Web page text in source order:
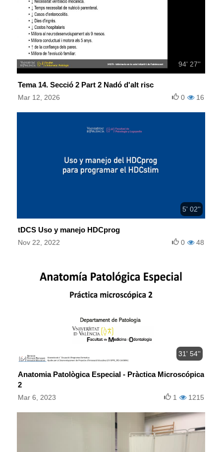
94' 27''
Tema 14. Secció 2 Part 2 Nadó d'alt risc
Mar 12, 2026 16
0
5' 02''
tDCS Uso y manejo HDCprog
Nov 22, 2022 48
0
31' 54''
Anatomia Patològica Especial - Pràctica Microscópica
2
Mar 6, 2023 1215
1